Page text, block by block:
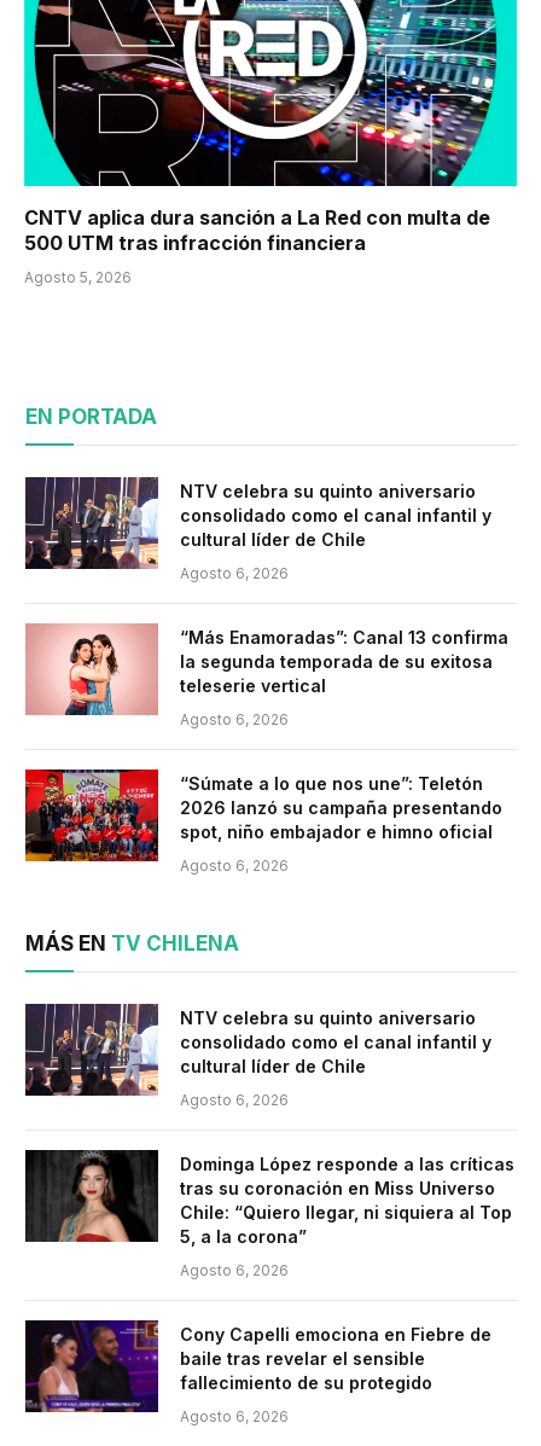
CNTV aplica dura sanción a La Red con multa de
500 UTM tras infracción financiera
Agosto 5, 2026
EN PORTADA
NTV celebra su quinto aniversario
consolidado como el canal infantil y
cultural líder de Chile
Agosto 6, 2026
“Más Enamoradas”: Canal 13 confirma
la segunda temporada de su exitosa
teleserie vertical
Agosto 6, 2026
“Súmate a lo que nos une”: Teletón
2026 lanzó su campaña presentando
spot, niño embajador e himno oficial
Agosto 6, 2026
MÁS EN TV CHILENA
NTV celebra su quinto aniversario
consolidado como el canal infantil y
cultural líder de Chile
Agosto 6, 2026
Dominga López responde a las críticas
tras su coronación en Miss Universo
Chile: “Quiero llegar, ni siquiera al Top
5, a la corona”
Agosto 6, 2026
Cony Capelli emociona en Fiebre de
baile tras revelar el sensible
fallecimiento de su protegido
Agosto 6, 2026